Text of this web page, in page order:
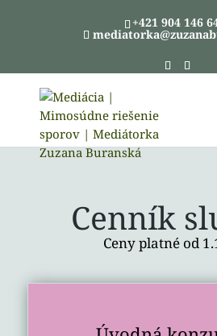
+421 904 146
Cenník
Ceny platné od